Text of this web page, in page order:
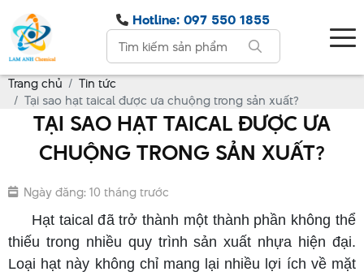
Hotline: 097 550 1855
Trang chủ
Tin tức
Tại sao hạt taical được ưa chuộng trong sản xuất?
TẠI SAO HẠT TAICAL ĐƯỢC ƯA
CHUỘNG TRONG SẢN XUẤT?
Ngày đăng: 10 tháng trước
Hạt taical đã trở thành một thành phần không thể
thiếu trong nhiều quy trình sản xuất nhựa hiện đại.
Loại hạt này không chỉ mang lại nhiều lợi ích về mặt